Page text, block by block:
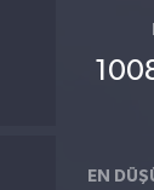
EN